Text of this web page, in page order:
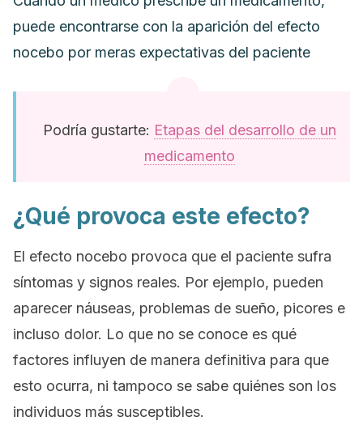
puede encontrarse con la aparición del efecto
nocebo por meras expectativas del paciente
Podría gustarte: Etapas del desarrollo de un
medicamento
¿Qué provoca este efecto?
El efecto nocebo provoca que el paciente sufra
síntomas y signos reales. Por ejemplo, pueden
aparecer náuseas, problemas de sueño, picores e
incluso dolor. Lo que no se conoce es qué
factores influyen de manera definitiva para que
esto ocurra, ni tampoco se sabe quiénes son los
individuos más susceptibles.